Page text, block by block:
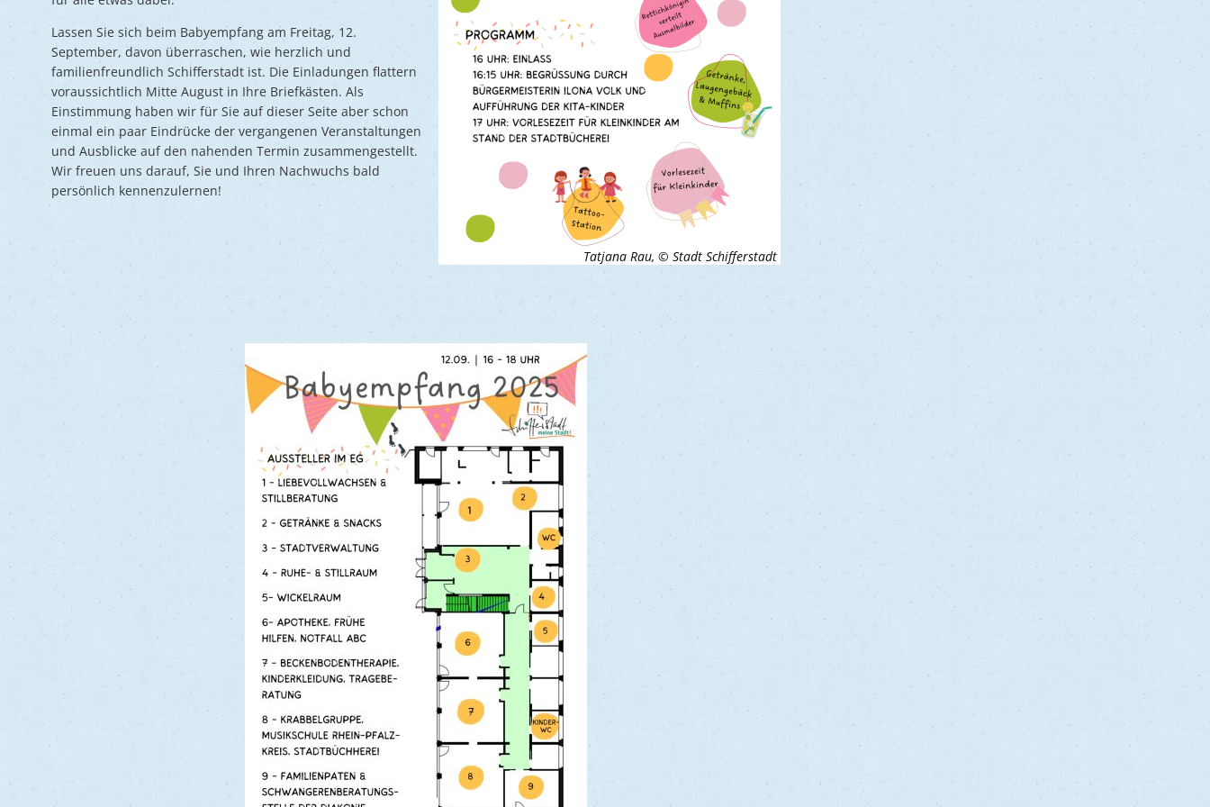
Tatjana Rau, © Stadt Schifferstadt
Lassen Sie sich beim Babyempfang am Freitag, 12.
September, davon überraschen, wie herzlich und
familienfreundlich Schifferstadt ist. Die Einladungen flattern
voraussichtlich Mitte August in Ihre Briefkästen. Als
Einstimmung haben wir für Sie auf dieser Seite aber schon
einmal ein paar Eindrücke der vergangenen Veranstaltungen
und Ausblicke auf den nahenden Termin zusammengestellt.
Wir freuen uns darauf, Sie und Ihren Nachwuchs bald
persönlich kennenzulernen!